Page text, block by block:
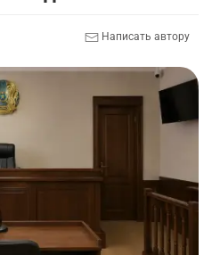
Написать автору